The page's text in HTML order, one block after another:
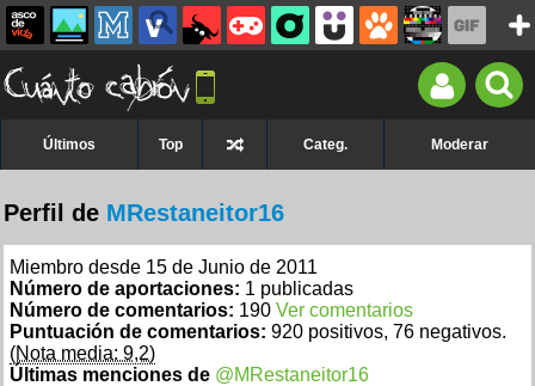
Últimos Top Categ. Moderar
Perfil de MRestaneitor16
Miembro desde 15 de Junio de 2011
Número de aportaciones: 1 publicadas
Número de comentarios: 190 Ver comentarios
Puntuación de comentarios: 920 positivos, 76 negativos.
(Nota media: 9,2)
Últimas menciones de @MRestaneitor16